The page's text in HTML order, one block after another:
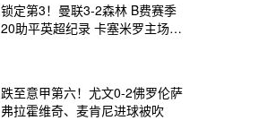
锁定第3！曼联3-2森林 B费赛季
20助平英超纪录 卡塞米罗主场告
跌至意甲第六！尤文0-2佛罗伦萨
弗拉霍维奇、麦肯尼进球被吹